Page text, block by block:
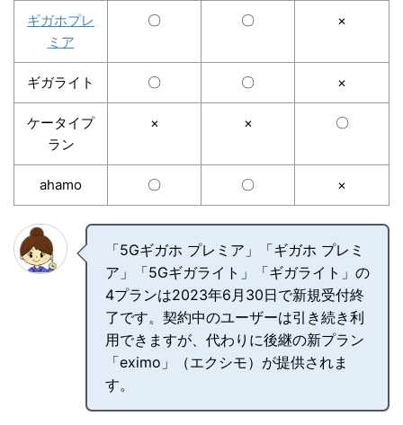
ギガホプレ
ミア
〇 〇 ×
ギガライト 〇 〇 ×
ケータイプ
ラン
× × 〇
ahamo 〇 〇 ×
「5Gギガホ プレミア」「ギガホ プレミ
ア」「5Gギガライト」「ギガライト」の
4プランは2023年6月30日で新規受付終
了です。契約中のユーザーは引き続き利
用できますが、代わりに後継の新プラン
「eximo」（エクシモ）が提供されま
す。